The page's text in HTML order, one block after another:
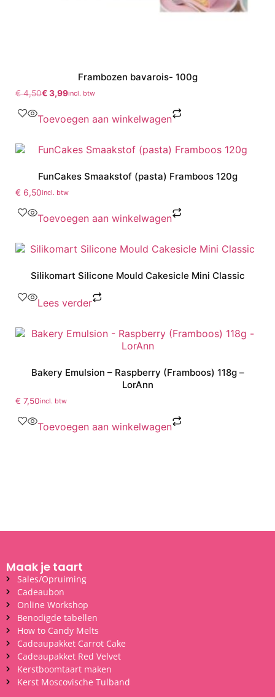
Frambozen bavarois- 100g
€4,50€3,99incl. btw
Toevoegen aan winkelwagen
FunCakes Smaakstof (pasta) Framboos 120g
€ 6,50incl. btw
Toevoegen aan winkelwagen
Silikomart Silicone Mould Cakesicle Mini Classic
Lees verder
Bakery Emulsion – Raspberry (Framboos) 118g –
LorAnn
€ 7,50incl. btw
Toevoegen aan winkelwagen
Maak je taart
Sales/Opruiming
Cadeaubon
Online Workshop
Benodigde tabellen
How to Candy Melts
Cadeaupakket Carrot Cake
Cadeaupakket Red Velvet
Kerstboomtaart maken
Kerst Moscovische Tulband